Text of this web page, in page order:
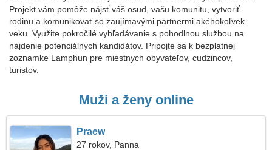
Projekt vám pomôže nájsť váš osud, vašu komunitu, vytvoriť
rodinu a komunikovať so zaujímavými partnermi akéhokoľvek
veku. Využite pokročilé vyhľadávanie s pohodlnou službou na
nájdenie potenciálnych kandidátov. Pripojte sa k bezplatnej
zoznamke Lamphun pre miestnych obyvateľov, cudzincov,
turistov.
Muži a ženy online
Praew
27 rokov, Panna